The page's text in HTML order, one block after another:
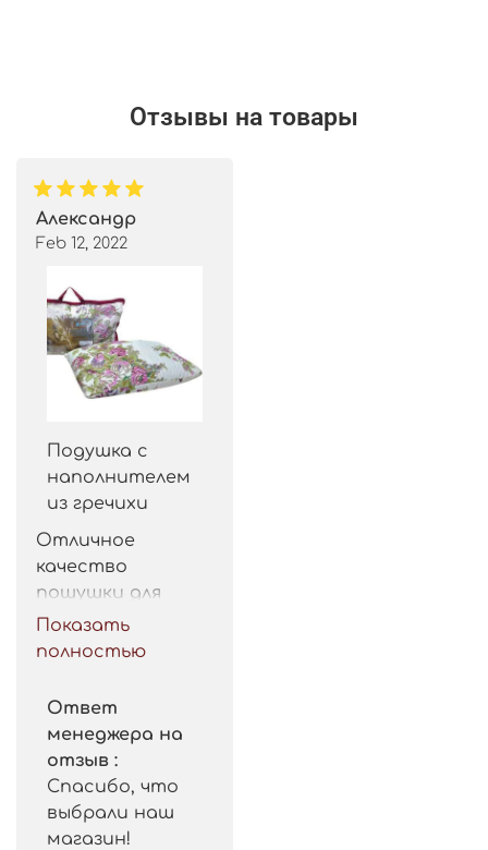
Отзывы на товары
Александр
Feb 12, 2022
Подушка с
наполнителем
из гречихи
Отличное
качество
пошушки для
такой цены.
Рекомендую.
Показать
полностью
Ответ
менеджера на
отзыв :
Спасибо, что
выбрали наш
магазин!